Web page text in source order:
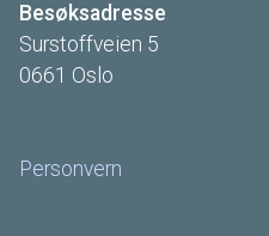
Besøksadresse
Surstoffveien 5
0661 Oslo
Personvern